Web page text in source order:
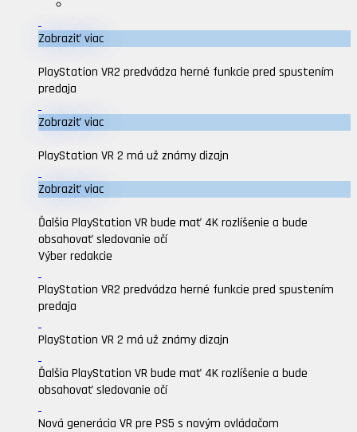
Zobraziť viac
PlayStation VR2 predvádza herné funkcie pred spustením
predaja
Zobraziť viac
PlayStation VR 2 má už známy dizajn
Zobraziť viac
Ďalšia PlayStation VR bude mať 4K rozlíšenie a bude
obsahovať sledovanie očí
Výber redakcie
PlayStation VR2 predvádza herné funkcie pred spustením
predaja
PlayStation VR 2 má už známy dizajn
Ďalšia PlayStation VR bude mať 4K rozlíšenie a bude
obsahovať sledovanie očí
Nová generácia VR pre PS5 s novým ovládačom